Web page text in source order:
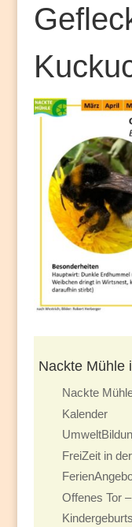
Nackte Mühle
Nackte
Kalender
FreiZeit in
Offenes Tor